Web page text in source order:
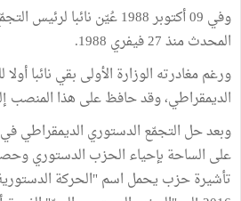
وفي 09 أكتوبر 1988 عُيّن
المحدث منذ 27 فيفري 1988.
ورغم مغادرته الوزارة الأولى بقي نائبا
الديمقراطي، وقد حافظ على هذا المنصب إلى 5 سبتمبر